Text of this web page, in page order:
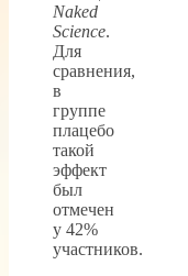
Naked
Science.
Для
сравнения,
в
группе
плацебо
такой
эффект
был
отмечен
у 42%
участников.